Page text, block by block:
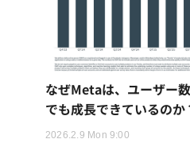
なぜMetaは、ユーザー
でも成長できているのか
2026.2.9 Mon 9:00